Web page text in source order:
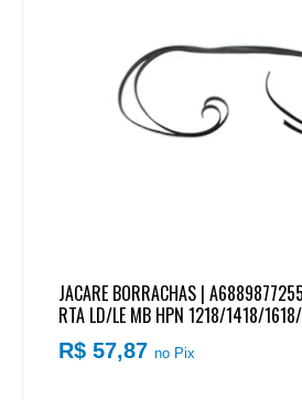
JACARE BORRACHAS |
RTA LD/LE MB HPN 1218/1418/
B 709/710/912/914
R$ 57,87no Pix